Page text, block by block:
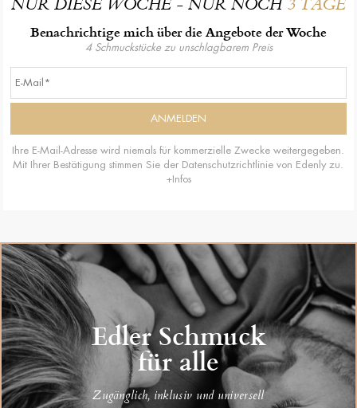
NUR DIESE WOCHE - NUR NOCH3 TAGE
Benachrichtige mich über die Angebote der Woche
4 Schmuckstücke zu unschlagbarem Preis
Ihre E-Mail-Adresse wird niemals für kommerzielle Zwecke weitergegeben.
Mit Ihrer Bestätigung stimmen Sie der Datenschutzrichtlinie von Edenly zu.
+Infos
Edler Schmuck
für alle
Zugänglich, inklusiv und universell